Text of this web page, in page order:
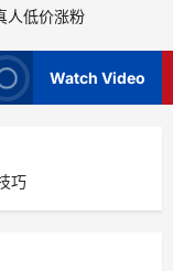
人低价涨粉
Watch Video
巧